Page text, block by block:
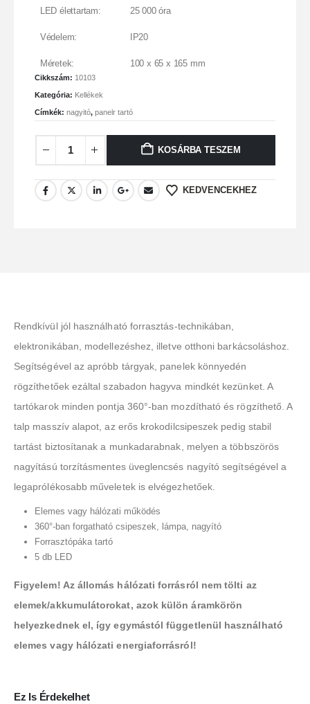
LED élettartam: 25 000 óra
Védelem: IP20
Méretek: 100 x 65 x 165 mm
Cikkszám: 10103
Kategória: Kellékek
Címkék: nagyitó, panelr tartó
KOSÁRBA TESZEM
KEDVENCEKHEZ
Rendkívül jól használható forrasztás-technikában,
elektronikában, modellezéshez, illetve otthoni barkácsoláshoz.
Segítségével az apróbb tárgyak, panelek könnyedén
rögzíthetőek ezáltal szabadon hagyva mindkét kezünket. A
tartókarok minden pontja 360°-ban mozdítható és rögzíthető. A
talp masszív alapot, az erős krokodilcsipeszek pedig stabil
tartást biztosítanak a munkadarabnak, melyen a többszörös
nagyítású torzításmentes üveglencsés nagyító segítségével a
legaprólékosabb műveletek is elvégezhetőek.
Elemes vagy hálózati működés
360°-ban forgatható csipeszek, lámpa, nagyító
Forrasztópáka tartó
5 db LED
Figyelem! Az állomás hálózati forrásról nem tölti az
elemek/akkumulátorokat, azok külön áramkörön
helyezkednek el, így egymástól függetlenül használható
elemes vagy hálózati energiaforrásról!
Ez Is Érdekelhet